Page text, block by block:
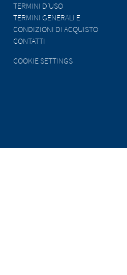
TERMINI D’USO
TERMINI GENERALI E
CONDIZIONI DI ACQUISTO
CONTATTI
COOKIE SETTINGS